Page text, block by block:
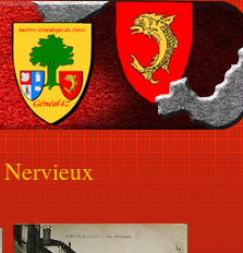
Nervieux